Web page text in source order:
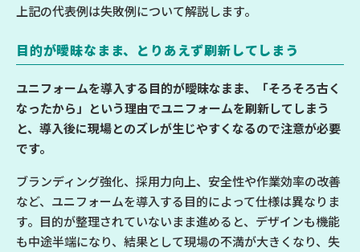
上記の代表例は失敗例について解説します。
目的が曖昧なまま、とりあえず刷新してしまう
ユニフォームを導入する目的が曖昧なまま、「そろそろ古く
なったから」という理由でユニフォームを刷新してしまう
と、導入後に現場とのズレが生じやすくなるので注意が必要
です。
ブランディング強化、採用力向上、安全性や作業効率の改善
など、ユニフォームを導入する目的によって仕様は異なりま
す。目的が整理されていないまま進めると、デザインも機能
も中途半端になり、結果として現場の不満が大きくなり、失